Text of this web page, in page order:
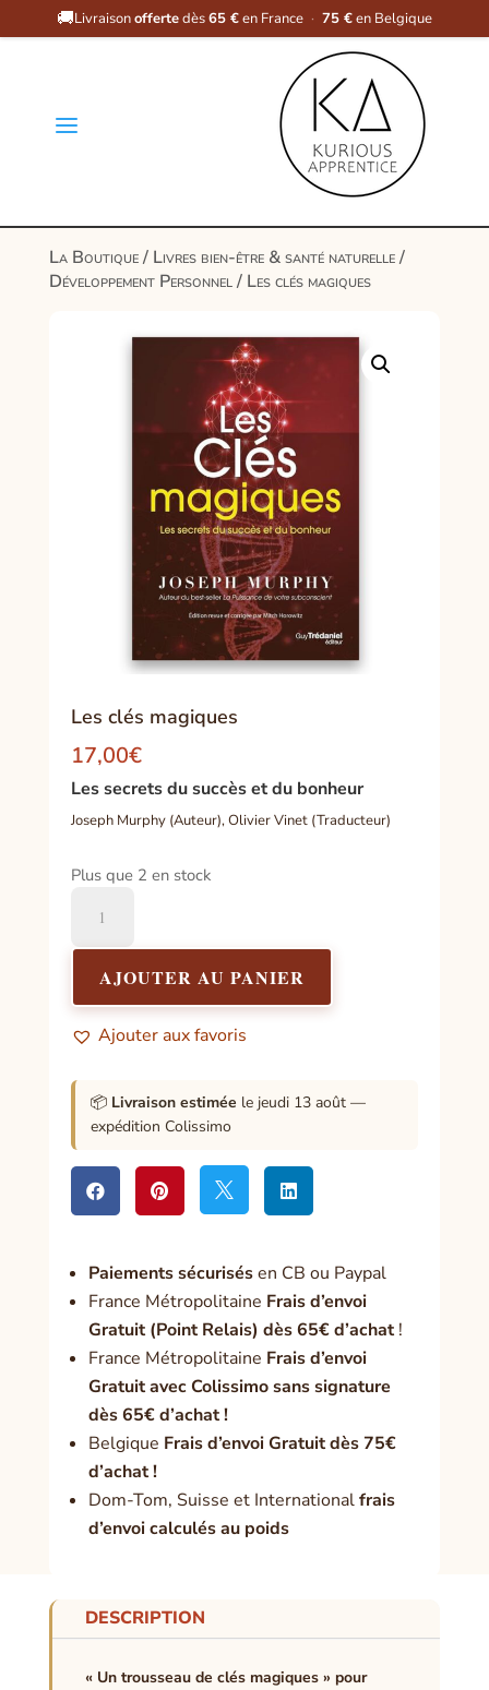
🚚Livraisonoffertedès65 €en France · 75 €en Belgique
a
La Boutique/ Livres bien-être & santé naturelle/
Développement Personnel/ Les clés magiques
Les clés magiques
17,00€
Les secrets du succès et du bonheur
Joseph Murphy (Auteur), Olivier Vinet (Traducteur)
Plus que 2 en stock
Les
magiques
AJOUTER AU PANIER
Ajouter aux favoris
📦 Livraison estimée le jeudi 13 août —
expédition Colissimo
   
Paiements sécurisésen CB ou Paypal
France Métropolitaine Frais d’envoi
Gratuit (Point Relais) dès 65€ d’achat!
France Métropolitaine Frais d’envoi
Gratuit avec Colissimo sans signature
dès 65€ d’achat !
Belgique Frais d’envoi Gratuit dès 75€
d’achat !
Dom-Tom, Suisse et Internationalfrais
d’envoi calculés au poids
DESCRIPTION
« Un trousseau de clés magiques » pour